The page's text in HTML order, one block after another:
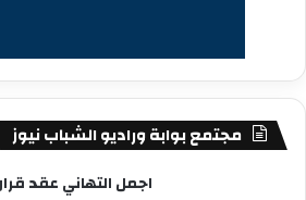
مجتمع بوابة وراديو الشباب نيوز
اجمل التهاني عقد